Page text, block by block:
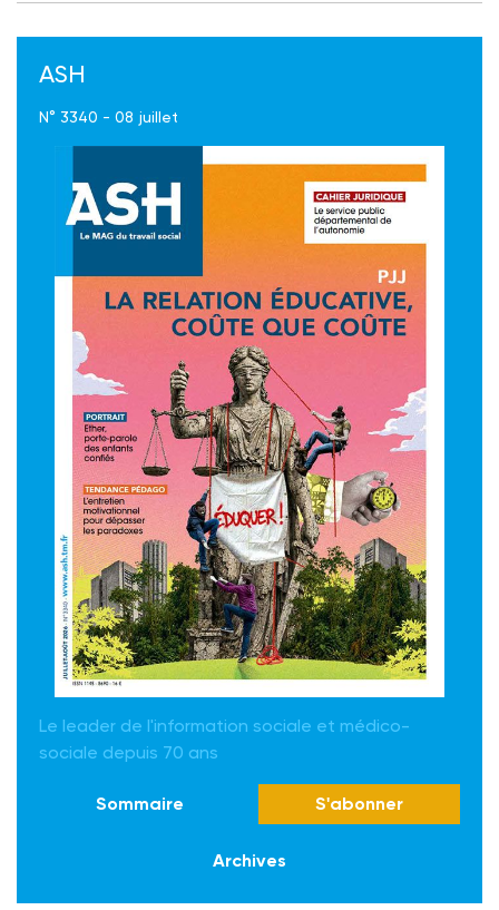
ASH
N° 3340 - 08 juillet
Le leader de l'information sociale et médico-
sociale depuis 70 ans
Sommaire S'abonner
Archives